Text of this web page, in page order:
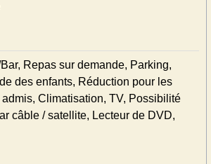
Repas sur demande, Parking,
des enfants, Réduction pour les
Climatisation, TV, Possibilité
câble / satellite, Lecteur de DVD,